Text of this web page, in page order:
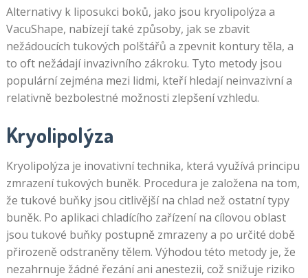
zpětnou
vazbu
tom,
co
brání
užívání
bonusů
Pravidla
Blackjack
Alternativy k liposukci boků, jako jsou kryolipolýza a
VacuShape, nabízejí také způsoby, jak se zbavit
nežádoucích tukových polštářů a zpevnit kontury těla, a
to oft nežádají invazivního zákroku. Tyto metody jsou
populární zejména mezi lidmi, kteří hledají neinvazivní a
relativně bezbolestné možnosti zlepšení vzhledu.
Kryolipolýza
Kryolipolýza je inovativní technika, která využívá principu
zmrazení tukových buněk. Procedura je založena na tom,
že tukové buňky jsou citlivější na chlad než ostatní typy
buněk. Po aplikaci chladícího zařízení na cílovou oblast
jsou tukové buňky postupně zmrazeny a po určité době
přirozeně odstraněny tělem. Výhodou této metody je, že
nezahrnuje žádné řezání ani anestezii, což snižuje riziko